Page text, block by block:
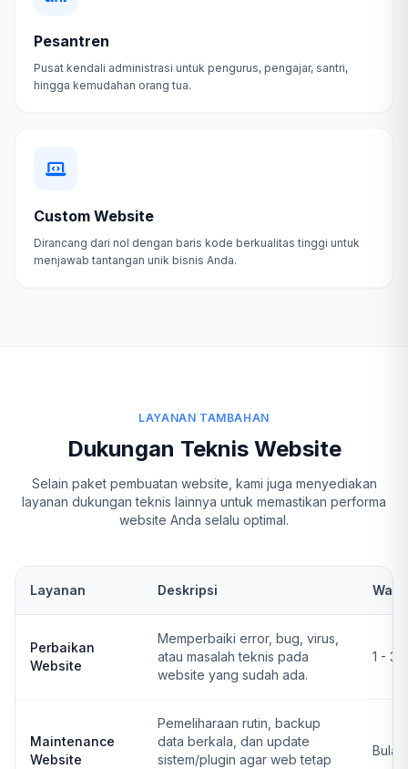
Pesantren
Pusat kendali administrasi untuk pengurus, pengajar, santri,
hingga kemudahan orang tua.
Custom Website
Dirancang dari nol dengan baris kode berkualitas tinggi untuk
menjawab tantangan unik bisnis Anda.
LAYANAN TAMBAHAN
Dukungan Teknis Website
Selain paket pembuatan website, kami juga menyediakan
layanan dukungan teknis lainnya untuk memastikan performa
website Anda selalu optimal.
Layanan Deskripsi
Perbaikan
Website
Memperbaiki error, bug, virus,
atau masalah teknis pada
website yang sudah ada.
1 - 3
Maintenance
Website
Pemeliharaan rutin, backup
data berkala, dan update
sistem/plugin agar web tetap